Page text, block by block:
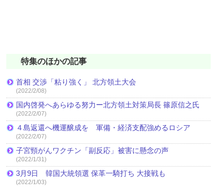
特集のほかの記事
首相 交渉「粘り強く」 北方領土大会
(2022/2/08)
国内啓発へあらゆる努力ー北方領土対策局長 篠原信之氏
(2022/2/07)
４島返還へ機運醸成を 軍備・経済支配強めるロシア
(2022/2/07)
子宮頸がんワクチン「副反応」被害に懸念の声
(2022/1/31)
3月9日 韓国大統領選 保革一騎打ち 大接戦も
(2022/1/03)